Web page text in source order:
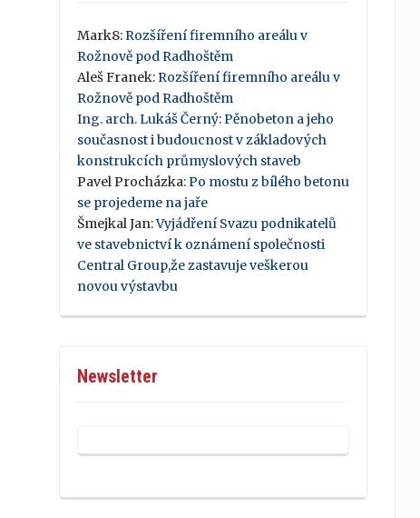
Mark8:Rozšíření firemního areálu v
Rožnově pod Radhoštěm
Aleš Franek:Rozšíření firemního areálu v
Rožnově pod Radhoštěm
Ing. arch. Lukáš Černý:Pěnobeton a jeho
současnost i budoucnost v základových
konstrukcích průmyslových staveb
Pavel Procházka:Po mostu z bílého betonu
se projedeme na jaře
Šmejkal Jan:Vyjádření Svazu podnikatelů
ve stavebnictví k oznámení společnosti
Central Group,že zastavuje veškerou
novou výstavbu
Newsletter